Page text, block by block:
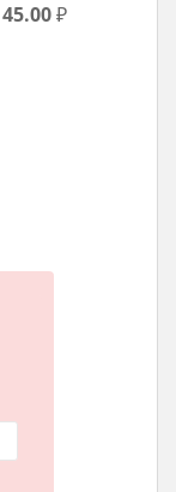
45.00₽